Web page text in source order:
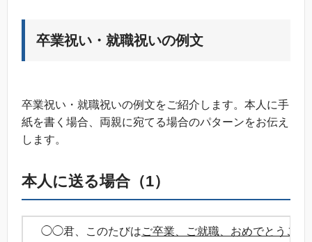
卒業祝い・就職祝いの例文
卒業祝い・就職祝いの例文をご紹介します。本人に手
紙を書く場合、両親に宛てる場合のパターンをお伝え
します。
本人に送る場合（1）
◯◯君、このたびはご卒業、ご就職、おめでとうご